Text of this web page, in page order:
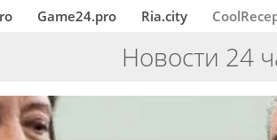
Game24.pro Ria.city
Новости 24